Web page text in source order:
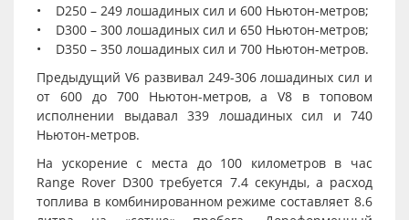
• D250 – 249 лошадиных сил и 600 Ньютон-метров;
• D300 – 300 лошадиных сил и 650 Ньютон-метров;
• D350 – 350 лошадиных сил и 700 Ньютон-метров.
Предыдущий V6 развивал 249-306 лошадиных сил и
от 600 до 700 Ньютон-метров, а V8 в топовом
исполнении выдавал 339 лошадиных сил и 740
Ньютон-метров.
На ускорение с места до 100 километров в час
Range Rover D300 требуется 7.4 секунды, а расход
топлива в комбинированном режиме составляет 8.6